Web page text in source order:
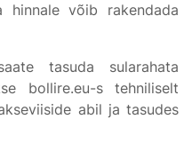
hinnale võib rakendada
tasuda sularahata
bollire.eu-s tehniliselt
abil ja tasudes